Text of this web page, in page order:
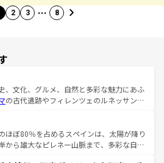
2 3 … 8
、文化、グルメ、自然と多彩な魅力にあふ
の古代遺跡やフィレンツェのルネッサンス
ナの美しい田園風景やアマルフィ海岸の絶
観も見逃せない。観光の合間には、本場の
ど、絶品のイタリア料理を堪能することも
ほぼ80％を占めるスペインは、太陽が降り
から雄大なピレネー山脈まで、多彩な自然